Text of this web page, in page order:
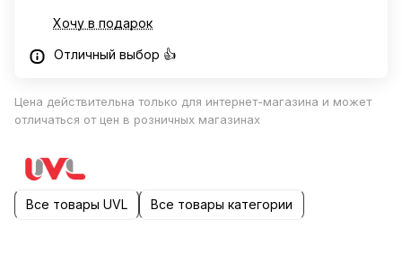
Хочу в подарок
Отличный выбор 👍
Цена действительна только для интернет-магазина и может
отличаться от цен в розничных магазинах
Все товары UVL Все товары категории